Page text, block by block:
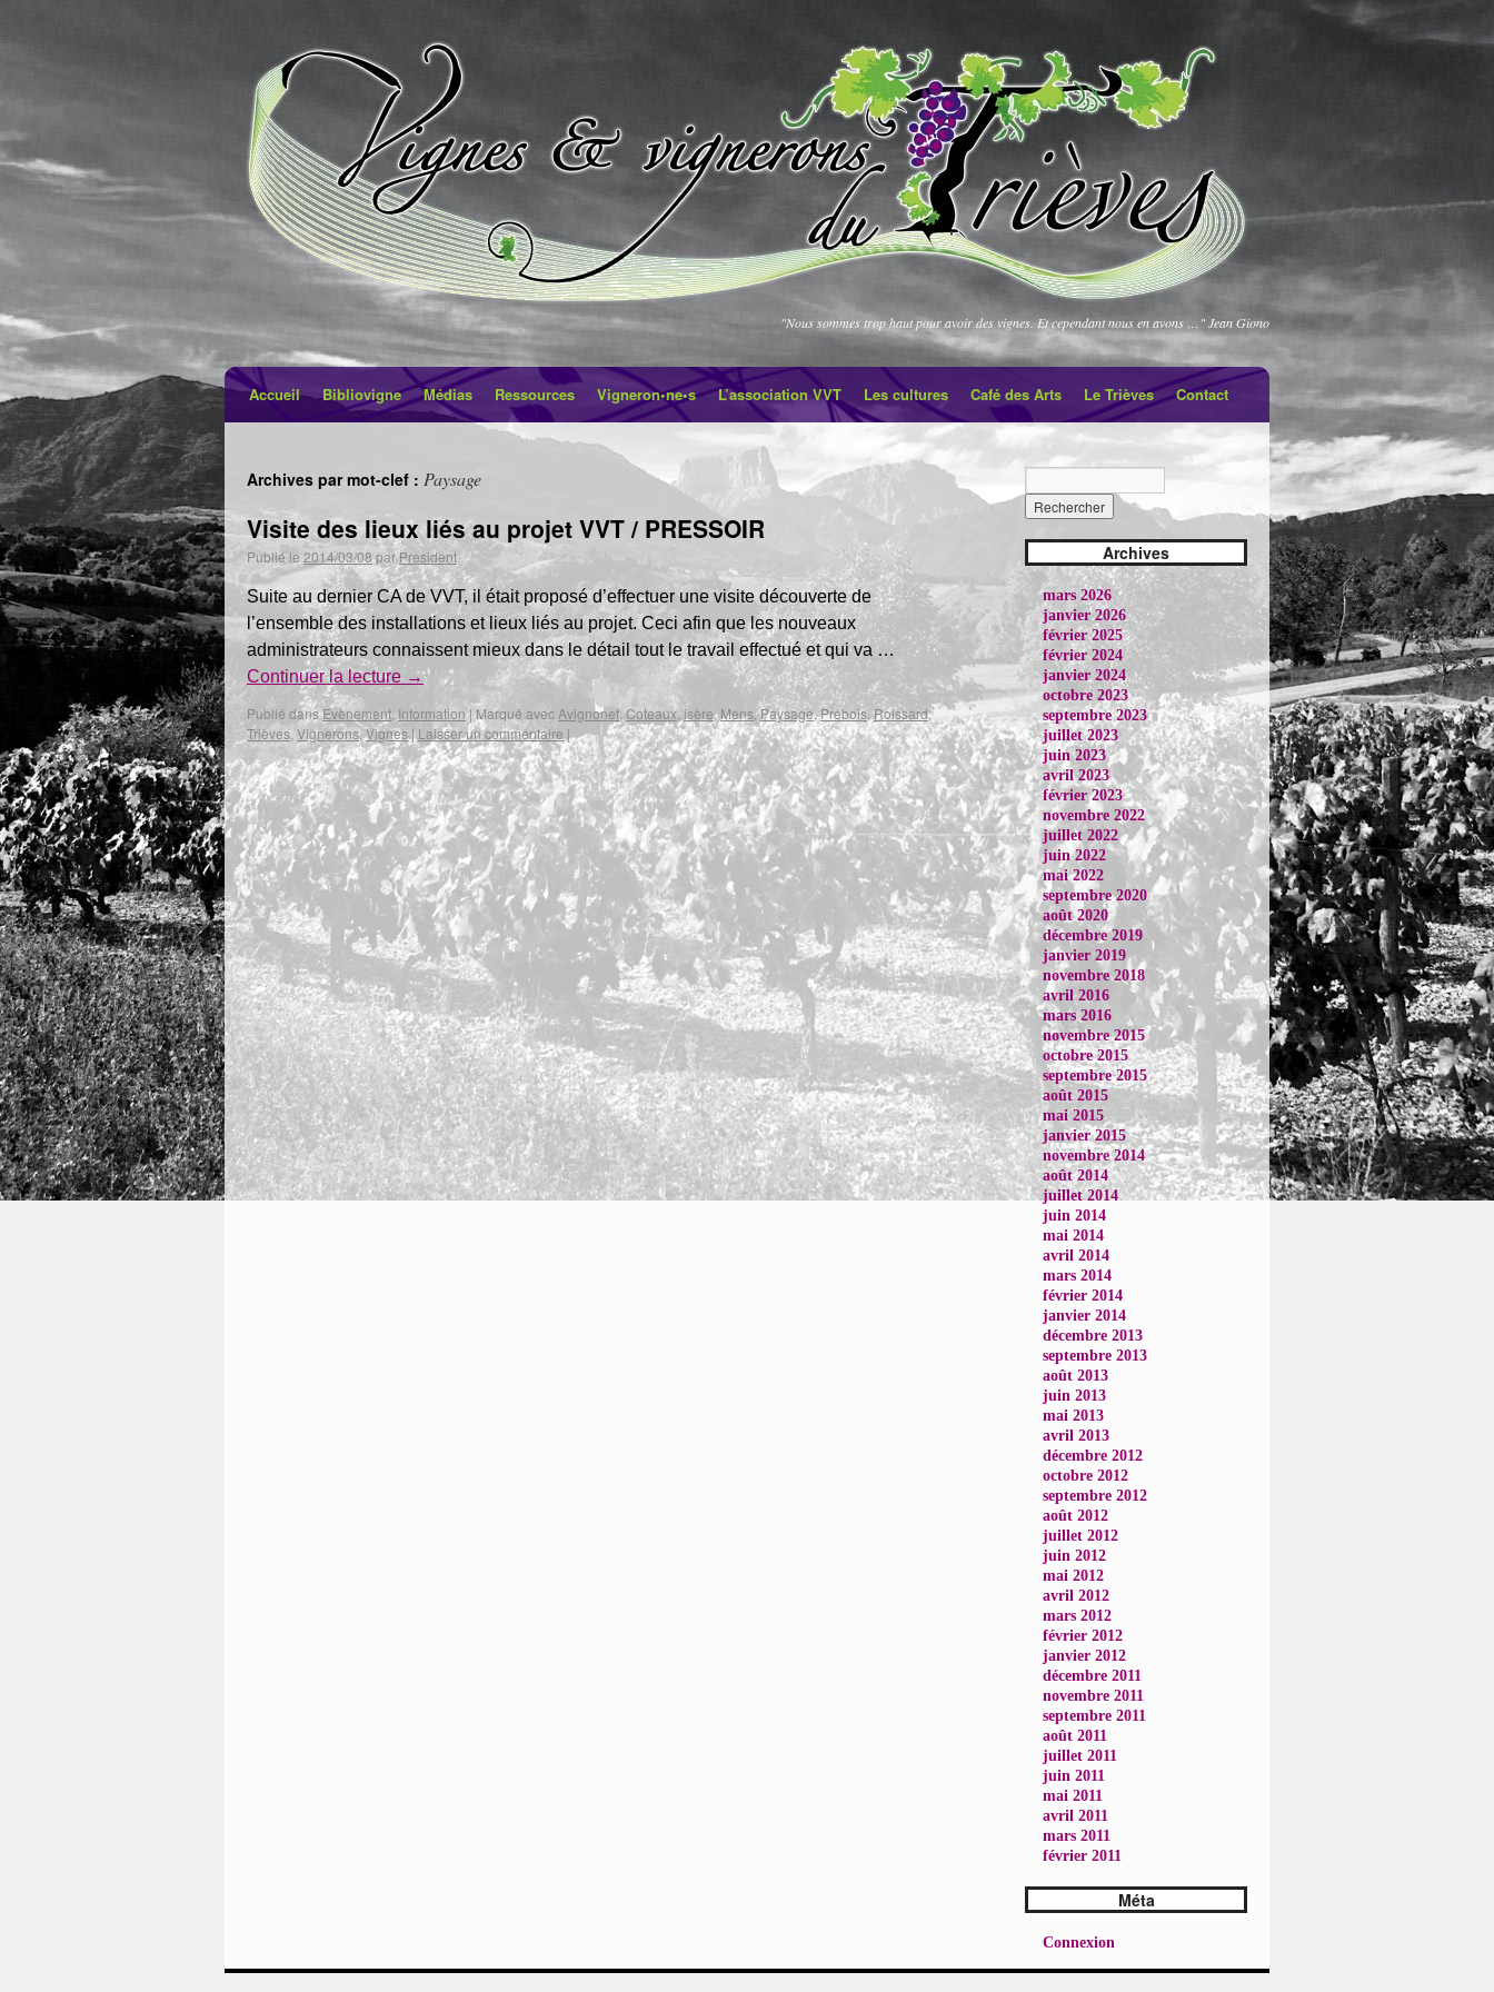
"Nous sommes trop haut pour avoir des vignes. Et cependant nous en avons …" Jean Giono
Accueil Bibliovigne Médias Ressources Vigneron•ne•s L’association VVT Les cultures Café des Arts Le Trièves Contact
Archives par mot-clef : Paysage
Visite des lieux liés au projet VVT / PRESSOIR
Publié le 2014/03/08parPresident
Suite au dernier CA de VVT, il était proposé d’effectuer une visite découverte de
l’ensemble des installations et lieux liés au projet. Ceci afin que les nouveaux
administrateurs connaissent mieux dans le détail tout le travail effectué et qui va …
Continuer la lecture →
Publié dansEvènement,Information| Marqué avec Avignonet,Coteaux, isère,Mens,Paysage,Prébois,Roissard,
Trièves Vignerons,Vignes | Laisser un commentaire |
Archives
mars 2026
janvier 2026
février 2025
février 2024
janvier 2024
octobre 2023
septembre 2023
juillet 2023
juin 2023
avril 2023
février 2023
novembre 2022
juillet 2022
juin 2022
mai 2022
septembre 2020
août 2020
décembre 2019
janvier 2019
novembre 2018
avril 2016
mars 2016
novembre 2015
octobre 2015
septembre 2015
août 2015
mai 2015
janvier 2015
novembre 2014
août 2014
juillet 2014
juin 2014
mai 2014
avril 2014
mars 2014
février 2014
janvier 2014
décembre 2013
septembre 2013
août 2013
juin 2013
mai 2013
avril 2013
décembre 2012
octobre 2012
septembre 2012
août 2012
juillet 2012
juin 2012
mai 2012
avril 2012
mars 2012
février 2012
janvier 2012
décembre 2011
novembre 2011
septembre 2011
août 2011
juillet 2011
juin 2011
mai 2011
avril 2011
mars 2011
février 2011
Méta
Connexion